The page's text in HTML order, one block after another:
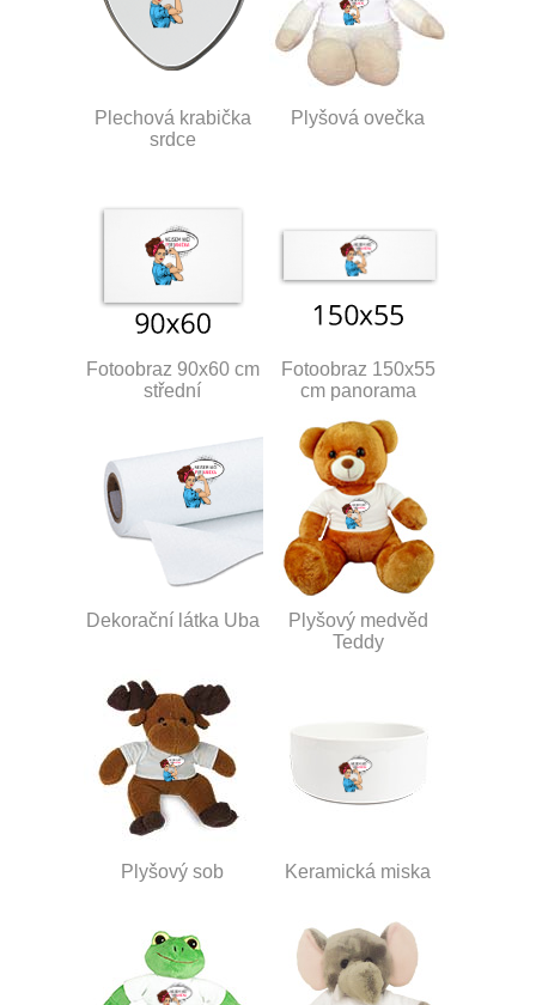
Plechová krabička
srdce
Plyšová ovečka
Fotoobraz 90x60 cm
střední
Fotoobraz 150x55
cm panorama
Dekorační látka Uba
Plyšový medvěd
Teddy
Plyšový sob Keramická miska